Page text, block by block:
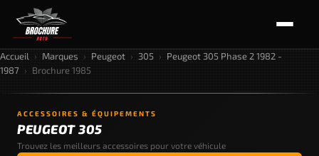
Accueil › Marques › Peugeot › 305 › Peugeot 305 Phase 2 1982 -
1987 › Brochure 1985
ACCESSOIRES & ÉQUIPEMENTS
PEUGEOT 305
Trouvez les meilleurs accessoires pour votre véhicule